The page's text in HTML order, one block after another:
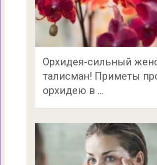
Орхидея-сильный
талисман! Приметы
орхидею в …